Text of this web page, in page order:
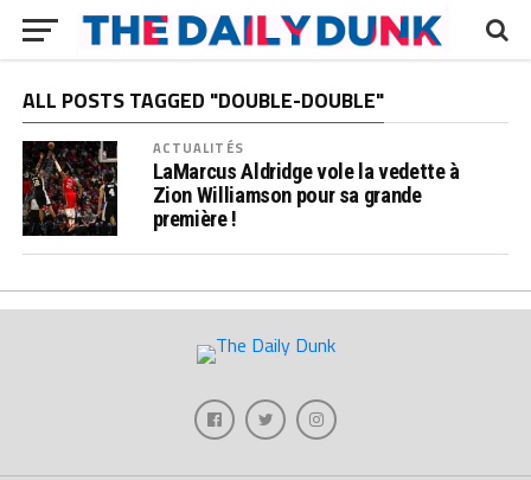
ALL POSTS TAGGED "DOUBLE-DOUBLE"
ACTUALITÉS
LaMarcus Aldridge vole la vedette à
Zion Williamson pour sa grande
première !